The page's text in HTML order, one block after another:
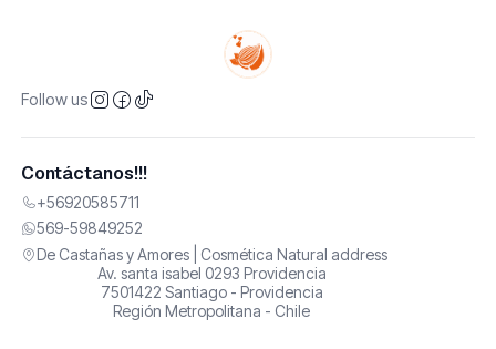
Follow us
Contáctanos!!!
+56920585711
569-59849252
De Castañas y Amores | Cosmética Natural address
Av. santa isabel 0293 Providencia
7501422 Santiago - Providencia
Región Metropolitana - Chile